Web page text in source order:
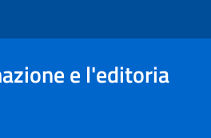
e l'editoria